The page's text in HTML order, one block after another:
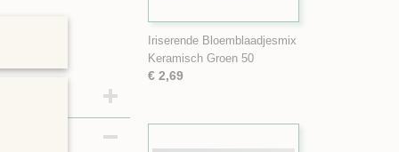
Iriserende Bloemblaadjesmix
Keramisch Groen 50
€ 2,69